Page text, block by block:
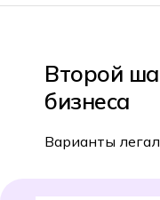
Второй
бизнеса
Варианты